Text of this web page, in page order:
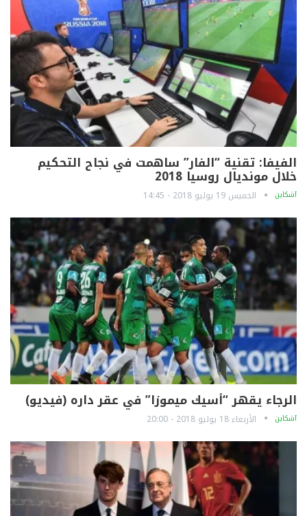
الفيفا: تقنية “الفار” ساهمت في نجاح التحكيم
خلال مونديال روسيا 2018
آشكاين الخميس 19 يوليو 2018 - 14:45
الرجاء يقهر “أسيك ميموزا” في عقر داره (فيديو)
آشكاين الأربعاء 18 يوليو 2018 - 20:00